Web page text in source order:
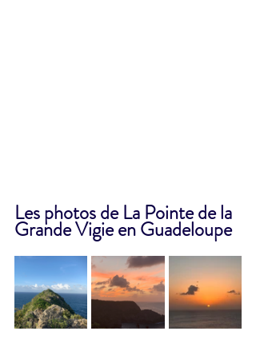
Les photos de La Pointe de la
Grande Vigie en Guadeloupe